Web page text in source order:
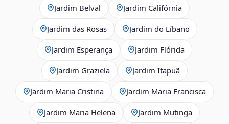
Jardim Belval Jardim Califórnia
Jardim das Rosas Jardim do Líbano
Jardim Esperança Jardim Flórida
Jardim Graziela Jardim Itapuã
Jardim Maria Cristina Jardim Maria Francisca
Jardim Maria Helena Jardim Mutinga